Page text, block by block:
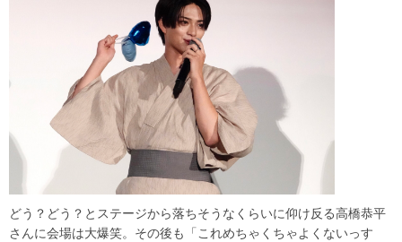
どう？どう？とステージから落ちそうなくらいに仰け反る高橋恭平
さんに会場は大爆笑。その後も「これめちゃくちゃよくないっす